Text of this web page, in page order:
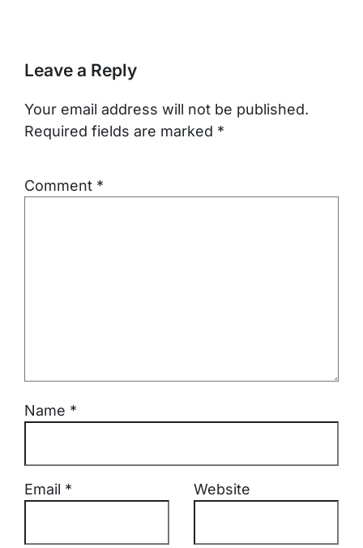
Leave a Reply
Your email address will not be published.
Required fields are marked *
Comment *
Name *
Email * Website